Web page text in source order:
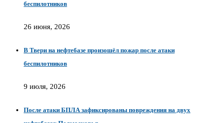
беспилотников
26 июня, 2026
В Твери на нефтебазе произошёл пожар после атаки
беспилотников
9 июля, 2026
После атаки БПЛА зафиксированы повреждения на двух